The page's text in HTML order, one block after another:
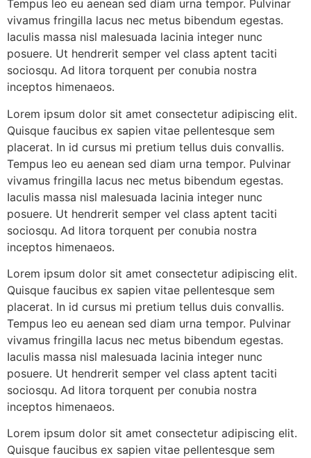
Tempus leo eu aenean sed diam urna tempor. Pulvinar
vivamus fringilla lacus nec metus bibendum egestas.
Iaculis massa nisl malesuada lacinia integer nunc
posuere. Ut hendrerit semper vel class aptent taciti
sociosqu. Ad litora torquent per conubia nostra
inceptos himenaeos.
Lorem ipsum dolor sit amet consectetur adipiscing elit.
Quisque faucibus ex sapien vitae pellentesque sem
placerat. In id cursus mi pretium tellus duis convallis.
Tempus leo eu aenean sed diam urna tempor. Pulvinar
vivamus fringilla lacus nec metus bibendum egestas.
Iaculis massa nisl malesuada lacinia integer nunc
posuere. Ut hendrerit semper vel class aptent taciti
sociosqu. Ad litora torquent per conubia nostra
inceptos himenaeos.
Lorem ipsum dolor sit amet consectetur adipiscing elit.
Quisque faucibus ex sapien vitae pellentesque sem
placerat. In id cursus mi pretium tellus duis convallis.
Tempus leo eu aenean sed diam urna tempor. Pulvinar
vivamus fringilla lacus nec metus bibendum egestas.
Iaculis massa nisl malesuada lacinia integer nunc
posuere. Ut hendrerit semper vel class aptent taciti
sociosqu. Ad litora torquent per conubia nostra
inceptos himenaeos.
Lorem ipsum dolor sit amet consectetur adipiscing elit.
Quisque faucibus ex sapien vitae pellentesque sem